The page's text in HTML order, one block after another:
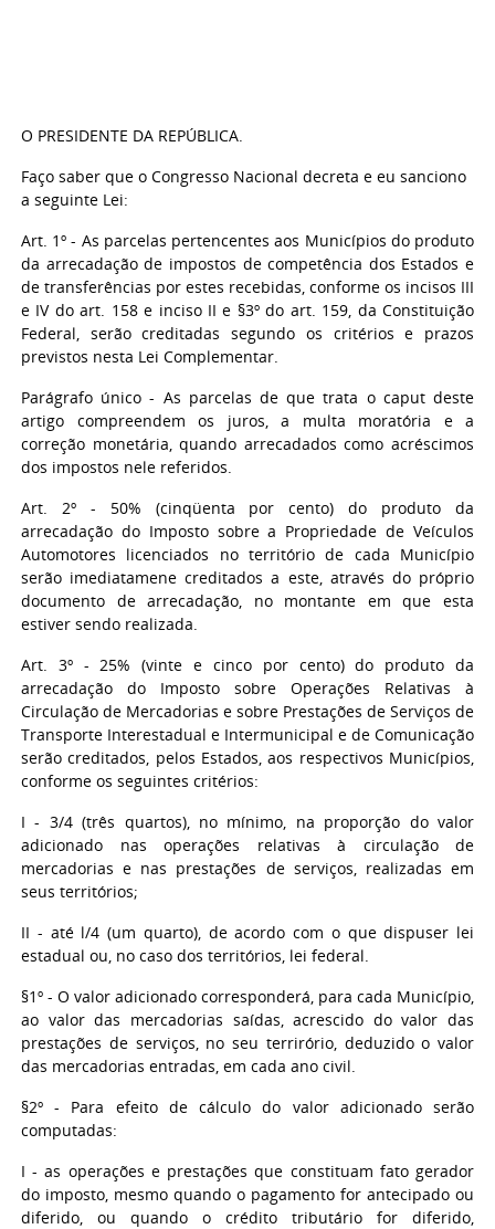
O PRESIDENTE DA REPÚBLICA.
Faço saber que o Congresso Nacional decreta e eu sanciono
a seguinte Lei:
Art. 1º - As parcelas pertencentes aos Municípios do produto
da arrecadação de impostos de competência dos Estados e
de transferências por estes recebidas, conforme os incisos III
e IV do art. 158 e inciso II e §3º do art. 159, da Constituição
Federal, serão creditadas segundo os critérios e prazos
previstos nesta Lei Complementar.
Parágrafo único - As parcelas de que trata o caput deste
artigo compreendem os juros, a multa moratória e a
correção monetária, quando arrecadados como acréscimos
dos impostos nele referidos.
Art. 2º - 50% (cinqüenta por cento) do produto da
arrecadação do Imposto sobre a Propriedade de Veículos
Automotores licenciados no território de cada Município
serão imediatamene creditados a este, através do próprio
documento de arrecadação, no montante em que esta
estiver sendo realizada.
Art. 3º - 25% (vinte e cinco por cento) do produto da
arrecadação do Imposto sobre Operações Relativas à
Circulação de Mercadorias e sobre Prestações de Serviços de
Transporte Interestadual e Intermunicipal e de Comunicação
serão creditados, pelos Estados, aos respectivos Municípios,
conforme os seguintes critérios:
I - 3/4 (três quartos), no mínimo, na proporção do valor
adicionado nas operações relativas à circulação de
mercadorias e nas prestações de serviços, realizadas em
seus territórios;
II - até l/4 (um quarto), de acordo com o que dispuser lei
estadual ou, no caso dos territórios, lei federal.
§1º - O valor adicionado corresponderá, para cada Município,
ao valor das mercadorias saídas, acrescido do valor das
prestações de serviços, no seu terrirório, deduzido o valor
das mercadorias entradas, em cada ano civil.
§2º - Para efeito de cálculo do valor adicionado serão
computadas:
I - as operações e prestações que constituam fato gerador
do imposto, mesmo quando o pagamento for antecipado ou
diferido, ou quando o crédito tributário for diferido,